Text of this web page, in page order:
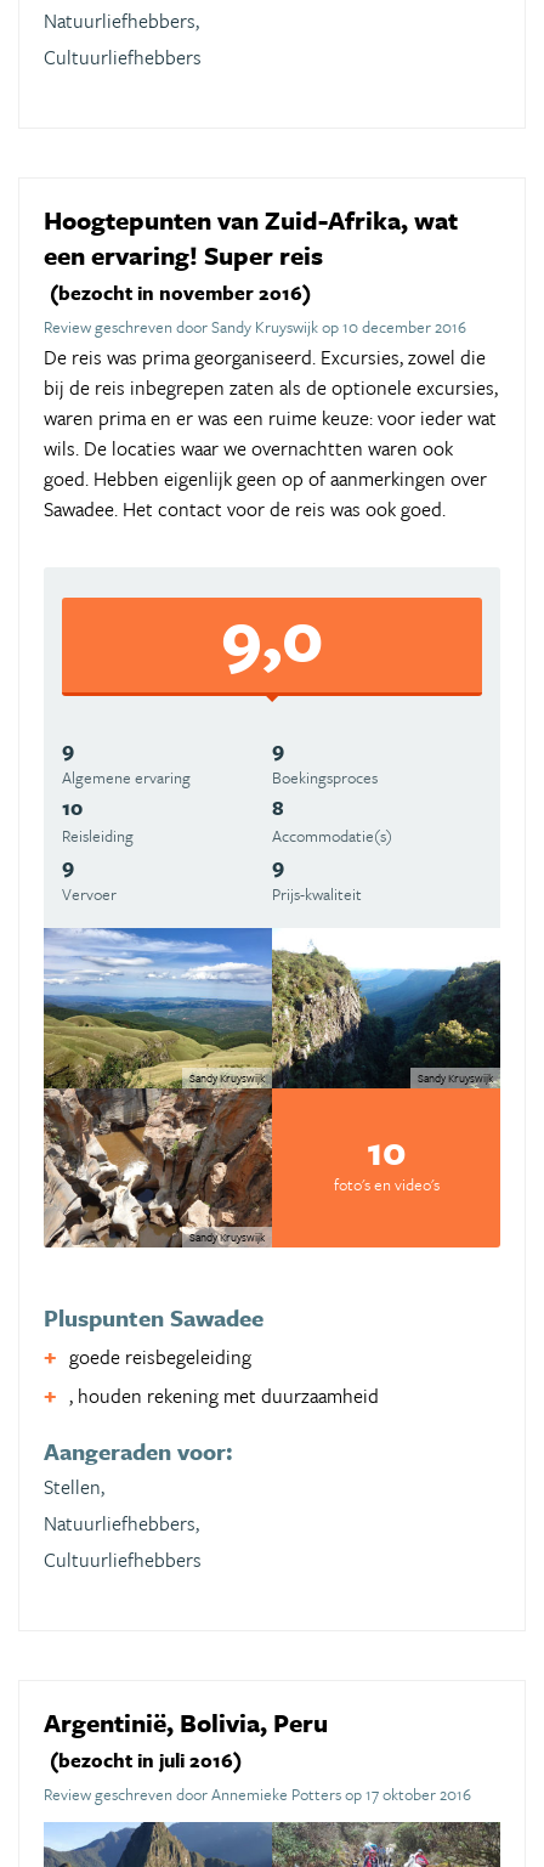
Natuurliefhebbers,
Cultuurliefhebbers
Hoogtepunten van Zuid-Afrika, wat
een ervaring! Super reis
(bezocht in november 2016)
Review geschreven door Sandy Kruyswijk op 10 december 2016
De reis was prima georganiseerd. Excursies, zowel die
bij de reis inbegrepen zaten als de optionele excursies,
waren prima en er was een ruime keuze: voor ieder wat
wils. De locaties waar we overnachtten waren ook
goed. Hebben eigenlijk geen op of aanmerkingen over
Sawadee. Het contact voor de reis was ook goed.
9,0
9
Algemene ervaring
9
Boekingsproces
10
Reisleiding
8
Accommodatie(s)
9
Vervoer
9
Prijs-kwaliteit
Sandy Kruyswijk Sandy Kruyswijk
Sandy Kruyswijk
10
foto's en video's
Pluspunten Sawadee
goede reisbegeleiding
, houden rekening met duurzaamheid
Aangeraden voor:
Stellen,
Natuurliefhebbers,
Cultuurliefhebbers
Argentinië, Bolivia, Peru
(bezocht in juli 2016)
Review geschreven door Annemieke Potters op 17 oktober 2016